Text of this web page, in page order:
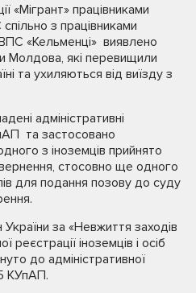
«Мігрант» працівниками
з працівниками
«Кельменці» виявлено
Молдова, які перевищили
та ухиляються від виїзду з
адміністративні
та застосовано
з іноземців прийнято
стосовно ще одного
для подання позову до суду
за «Невжиття заходів
іноземців і осіб
до адміністративної
КУпАП.